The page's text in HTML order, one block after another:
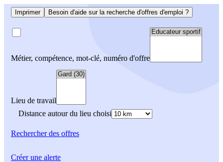
Imprimer Besoin d'aide sur la recherche d'offres d'emploi ?
Métier, compétence, mot-clé, numéro d'offre
Lieu de travail
Distance autour du lieu choisi
Rechercherdes offres
Créer une alerte